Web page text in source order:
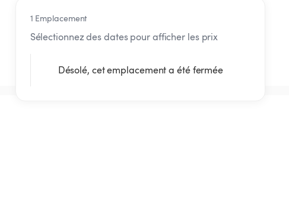
1 Emplacement
Sélectionnez des dates pour afficher les prix
Désolé, cet emplacement a été fermée